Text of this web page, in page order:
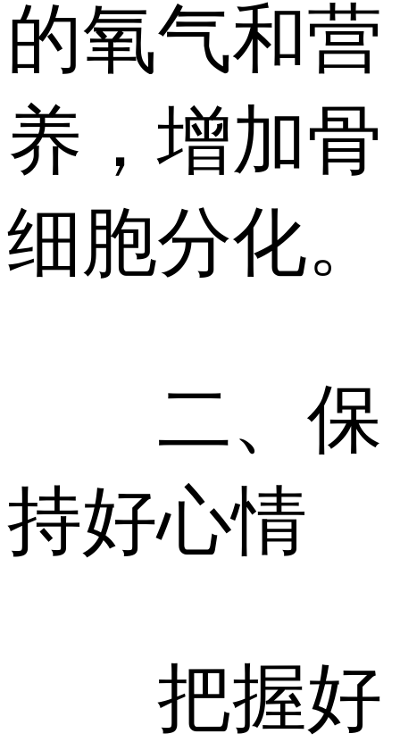
的氧气和营
养，增加骨
细胞分化。
二、保
持好心情
把握好